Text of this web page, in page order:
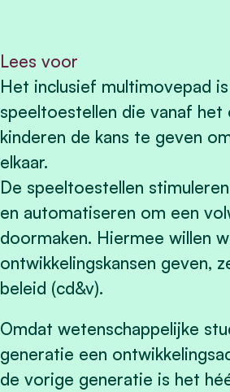
Lees voor
Het inclusief multimovepad
speeltoestellen die vanaf
kinderen de kans te geven
elkaar.
De speeltoestellen
en automatiseren om een
doormaken. Hiermee willen
ontwikkelingskansen geven,
beleid (cd&v).
Omdat wetenschappelijke
generatie een
de vorige generatie is het